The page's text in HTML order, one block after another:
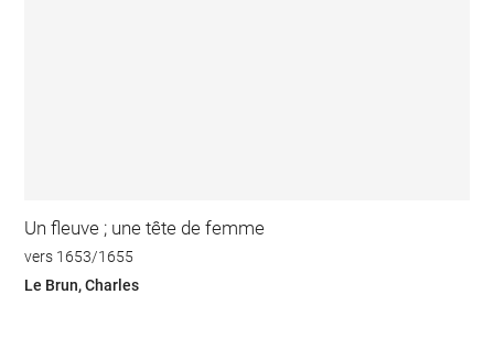
Un fleuve ; une tête de femme
vers 1653/1655
Le Brun, Charles